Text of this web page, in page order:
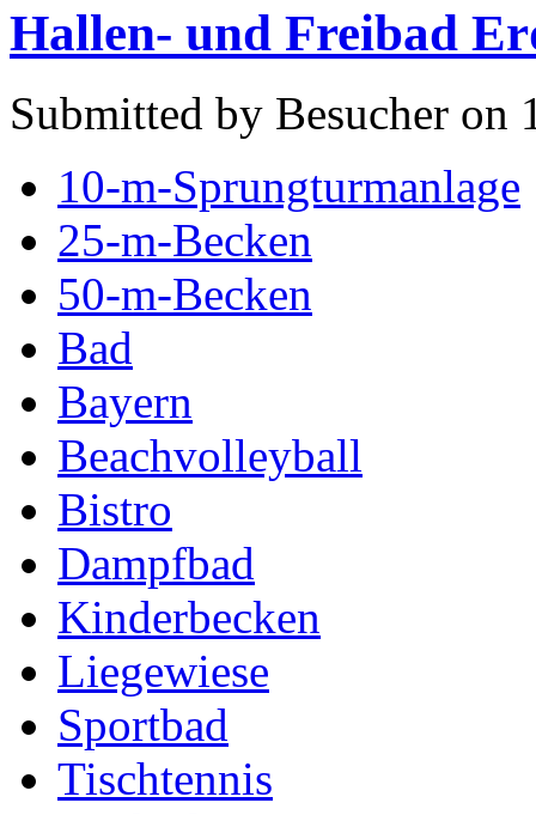
Hallen- und Freibad
Submitted by Besucher on
10-m-Sprungturmanlage
25-m-Becken
50-m-Becken
Bad
Bayern
Beachvolleyball
Bistro
Dampfbad
Kinderbecken
Liegewiese
Sportbad
Tischtennis